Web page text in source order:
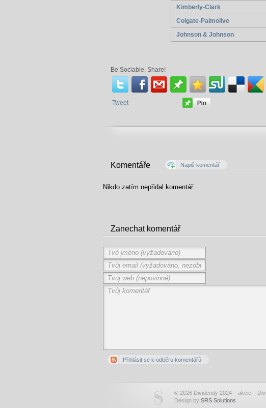
Kimberly-Clark
Colgate-Palmolive
Johnson & Johnson
Be Sociable, Share!
Tweet
Komentáře Napiš komentář
Nikdo zatím nepřidal komentář.
Zanechat komentář
Přihlásit se k odběru komentářů
© 2026 Dividendy 2024 – akcie –
Design by SRS Solutions